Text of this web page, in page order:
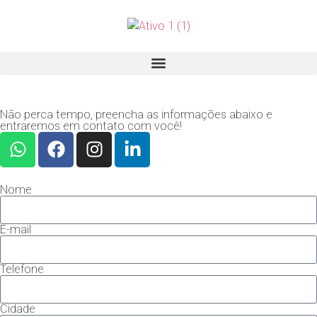
Não perca tempo, preencha as informações abaixo e
entraremos em contato com você!
Nome
E-mail
Telefone
Cidade